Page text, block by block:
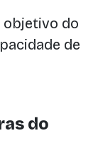
objetivo do
de
do